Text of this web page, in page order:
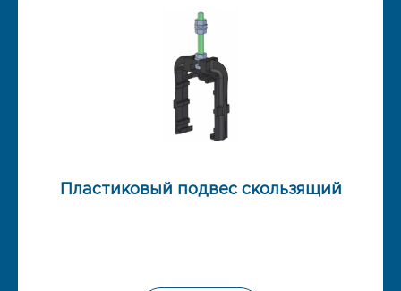
Пластиковый подвес скользящий